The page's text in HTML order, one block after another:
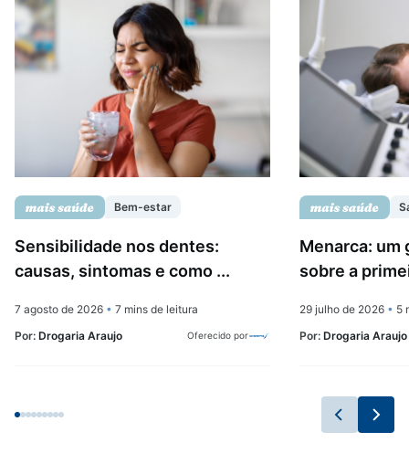
Bem-estar
Sensibilidade nos dentes:
causas, sintomas e como ...
7 agosto de 2026 • 7 mins de leitura
Por: Drogaria Araujo Oferecido por
Menarca: um
sobre a
29 julho de 2026 • 5
Por: Drogaria Araujo